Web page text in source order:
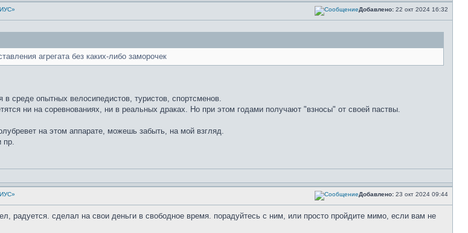
Добавлено: 22 окт 2024 16:32
агрегата без каких-либо заморочек
в среде опытных велосипедистов, туристов, спортсменов.
ни на соревнованиях, ни в реальных драках. Но при этом годами получают "взносы" от своей паствы.
на этом аппарате, можешь забыть, на мой взгляд.
пр.
Добавлено: 23 окт 2024 09:44
радуется. сделал на свои деньги в свободное время. порадуйтесь с ним, или просто пройдите мимо, если вам не